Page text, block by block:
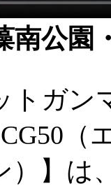
南公園
トガン
CG50
）】は